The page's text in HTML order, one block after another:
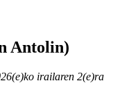
Antolin)
irailaren 2(e)ra